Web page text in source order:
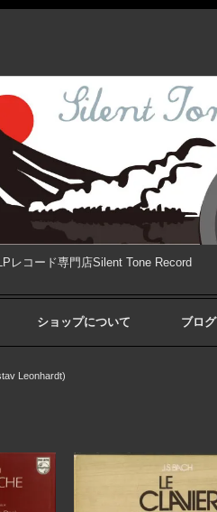
レコード専門店Silent Tone Record
ショップについて ブログ
Leonhardt)